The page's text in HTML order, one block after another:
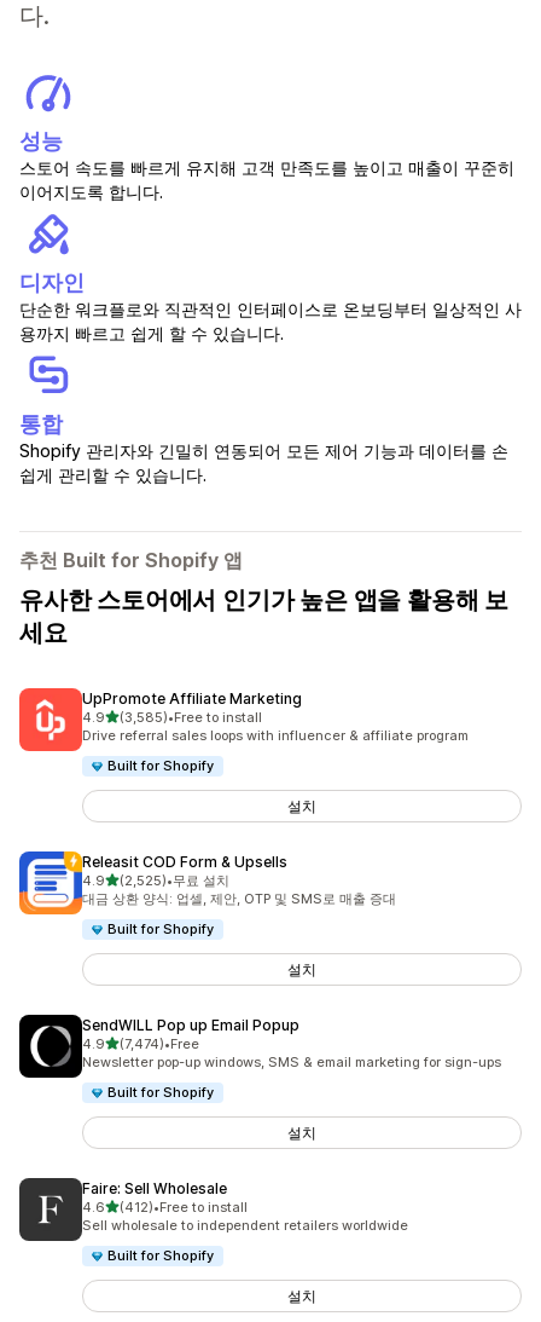
다.
성능
스토어 속도를 빠르게 유지해 고객 만족도를 높이고 매출이 꾸준히
이어지도록 합니다.
디자인
단순한 워크플로와 직관적인 인터페이스로 온보딩부터 일상적인 사
용까지 빠르고 쉽게 할 수 있습니다.
통합
Shopify 관리자와 긴밀히 연동되어 모든 제어 기능과 데이터를 손
쉽게 관리할 수 있습니다.
추천 Built for Shopify 앱
유사한 스토어에서 인기가 높은 앱을 활용해 보
세요
UpPromote Affiliate Marketing
4.9별 5개 중
(3,585)
총 리뷰 3585개
•Free to install
Drive referral sales loops with influencer & affiliate program
Built for Shopify
설치
Releasit COD Form & Upsells
4.9별 5개 중
(2,525)
총 리뷰 2525개
•무료 설치
대금 상환 양식: 업셀, 제안, OTP 및 SMS로 매출 증대
Built for Shopify
설치
SendWILL Pop up Email Popup
4.9별 5개 중
(7,474)
총 리뷰 7474개
•Free
Newsletter pop-up windows, SMS & email marketing for sign-ups
Built for Shopify
설치
Faire: Sell Wholesale
4.6별 5개 중
(412)
총 리뷰 412개
•Free to install
Sell wholesale to independent retailers worldwide
Built for Shopify
설치